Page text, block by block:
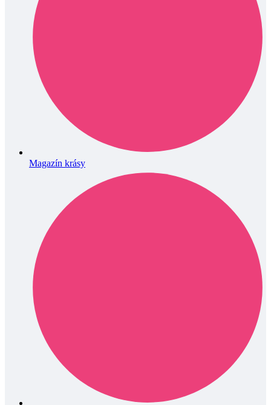
Magazín krásy